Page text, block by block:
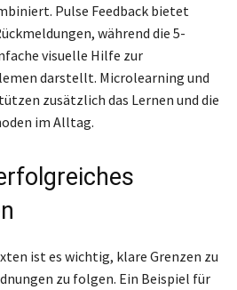
Pulse Feedback bietet
während die 5-
visuelle Hilfe zur
darstellt. Microlearning und
zusätzlich das Lernen und die
im Alltag.
ist es wichtig, klare Grenzen zu
zu folgen. Ein Beispiel für